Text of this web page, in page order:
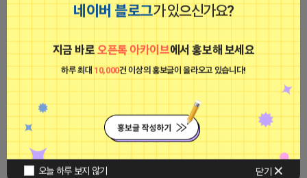
네이버 블로그가 있으신가요?
지금 바로오픈톡 아카이브에서 홍보해 보세요
하루 최대10,000건 이상의 홍보글이 올라오고 있습니다!
오늘 하루 보지 않기 닫기
인스타그램 좋아요/팔로워/댓글 최
2024-09-19 18:51:20
#광고
2026-04-18 11:51
비공개
■파트너스애드온■
광고